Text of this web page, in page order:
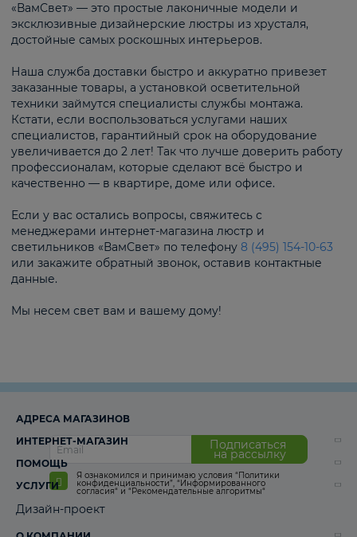
«ВамСвет» — это простые лаконичные модели и
эксклюзивные дизайнерские люстры из хрусталя,
достойные самых роскошных интерьеров.
Наша служба доставки быстро и аккуратно привезет
заказанные товары, а установкой осветительной
техники займутся специалисты службы монтажа.
Кстати, если воспользоваться услугами наших
специалистов, гарантийный срок на оборудование
увеличивается до 2 лет! Так что лучше доверить работу
профессионалам, которые сделают всё быстро и
качественно — в квартире, доме или офисе.
Если у вас остались вопросы, свяжитесь с
менеджерами интернет-магазина люстр и
светильников «ВамСвет» по телефону 8 (495) 154-10-63
или закажите обратный звонок, оставив контактные
данные.
Мы несем свет вам и вашему дому!
Подписаться
на рассылку
Я ознакомился и принимаю условия “Политики
конфиденциальности”, “Информированного
согласия“ и “Рекомендательные алгоритмы“
АДРЕСА МАГАЗИНОВ
ИНТЕРНЕТ-МАГАЗИН
ПОМОЩЬ
УСЛУГИ
Дизайн-проект